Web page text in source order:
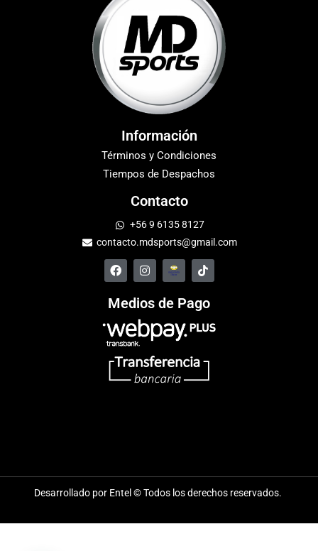
Información
Términos y Condiciones
Tiempos de Despachos
Contacto
+56 9 6135 8127
contacto.mdsports@gmail.com
Medios de Pago
Desarrollado por Entel © Todos los derechos reservados.